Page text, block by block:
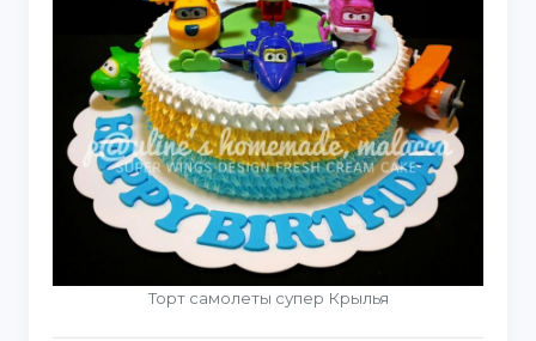
Торт самолеты супер Крылья